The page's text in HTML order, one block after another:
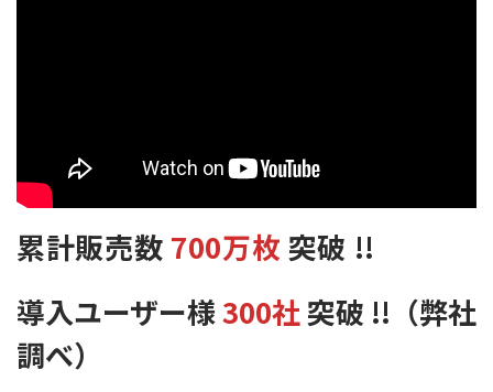
累計販売数 700万枚 突破 !!
導入ユーザー様300社突破 !!（弊社
調べ）